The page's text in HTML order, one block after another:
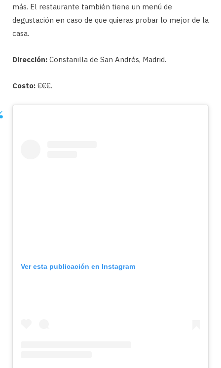
más. El restaurante también tiene un menú de
degustación en caso de que quieras probar lo mejor de la
casa.
Dirección: Constanilla de San Andrés, Madrid.
Costo: €€€.
Ver esta publicación en Instagram